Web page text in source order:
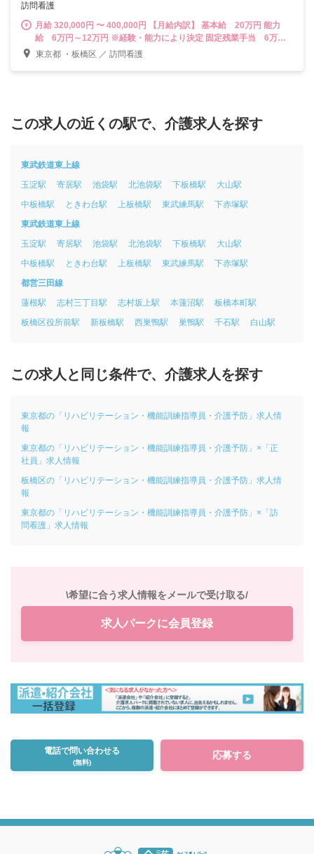
訪問看護
月給 320,000円 〜 400,000円 【月給内訳】 基本給 20万円 能力
給 6万円～12万円 ※経験・能力により決定 固定残業手当 6万円
～8万円（時間外手当30時間分）※超過分は別途支給 【賞与】年2回
東京都 ・板橋区 ／ 訪問看護
この求人の近くの駅で、介護求人を探す
東武鉄道東上線
玉淀駅
寄居駅 池袋駅 北池袋駅 下板橋駅
大山駅
中板橋駅
ときわ台駅 上板橋駅 東武練馬駅
下赤塚駅
東武鉄道東上線
玉淀駅
寄居駅 池袋駅 北池袋駅 下板橋駅
大山駅
中板橋駅
ときわ台駅 上板橋駅 東武練馬駅
下赤塚駅
都営三田線
蓮根駅
志村三丁目駅 志村坂上駅 本蓮沼駅
板橋本町駅
板橋区役所前駅
新板橋駅 西巣鴨駅 巣鴨駅 千石駅 白山駅
この求人と同じ条件で、介護求人を探す
東京都の「リハビリテーション・機能訓練指導員・介護予防」求人情
報
東京都の「リハビリテーション・機能訓練指導員・介護予防」×「正
社員」求人情報
板橋区の「リハビリテーション・機能訓練指導員・介護予防」求人情
報
東京都の「リハビリテーション・機能訓練指導員・介護予防」×「訪
問看護」求人情報
\希望に合う求人情報をメールで受け取る/
求人パークに会員登録
電話で問い合わせる
(無料)
応募する